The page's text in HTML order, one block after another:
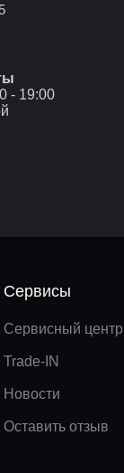
- 19:00
Сервисы
Сервисный центр
Trade-IN
Новости
Оставить отзыв